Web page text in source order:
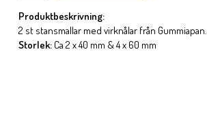
Produktbeskrivning:
2 st stansmallar med virknålar från Gummiapan.
Storlek: Ca 2 x 40 mm & 4 x 60 mm